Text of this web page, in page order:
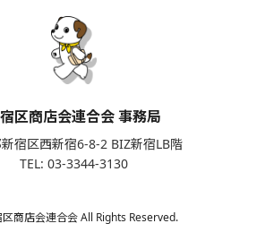
区商店会連合会 事務局
宿区西新宿6-8-2 BIZ新宿LB階
TEL: 03-3344-3130
商店会連合会 All Rights Reserved.